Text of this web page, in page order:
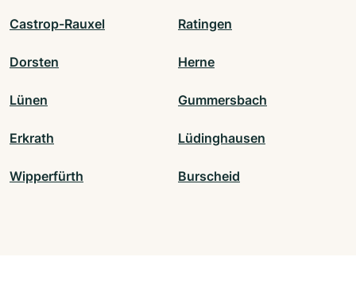
Castrop-Rauxel Ratingen
Dorsten Herne
Lünen Gummersbach
Erkrath Lüdinghausen
Wipperfürth Burscheid